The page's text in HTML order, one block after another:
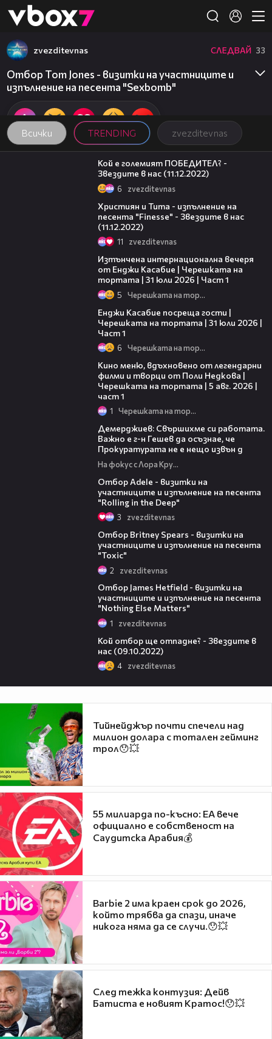
👾
Всички TRENDING zvezditevnas
zvezditevnas СЛЕДВАЙ 33
Отбор Tom Jones - визитки на участниците и
изпълнение на песента "Sexbomb"
10:18
Кой е големият ПОБЕДИТЕЛ? -
Звездите в нас (11.12.2022)
6 zvezditevnas
Християн и Тита - изпълнение на
песента "Finesse" - Звездите в нас
(11.12.2022)
11 zvezditevnas
Изтънчена интернационална вечеря
от Енджи Касабие | Черешката на
тортата | 31 юли 2026 | Част 1
5 Черешката на тортата
Енджи Касабие посреща гости |
Черешката на тортата | 31 юли 2026 |
Част 1
6 Черешката на тортата
Кино меню, вдъхновено от легендарни
филми и творци от Поли Недкова |
Черешката на тортата | 5 авг. 2026 |
част 1
1 Черешката на тортата
Демерджиев: Свършихме си работата.
Важно е г-н Гешев да осъзнае, че
Прокуратурата не е нещо извън д
На фокус с Лора Крумова
Отбор Adele - визитки на
участниците и изпълнение на песента
"Rolling in the Deep"
3 zvezditevnas
Отбор Britney Spears - визитки на
участниците и изпълнение на песента
"Toxic"
2 zvezditevnas
Отбор James Hetfield - визитки на
участниците и изпълнение на песента
"Nothing Else Matters"
1 zvezditevnas
Кой отбор ще отпадне? - Звездите в
нас (09.10.2022)
4 zvezditevnas
Тийнейджър почти спечели над
милион долара с тотален гейминг
трол😯💥
55 милиарда по-късно: EA вече
официално е собственост на
Саудитска Арабия💰
Barbie 2 има краен срок до 2026,
който трябва да спази, иначе
никога няма да се случи.😯💥
След тежка контузия: Дейв
Батиста е новият Кратос!😯💥